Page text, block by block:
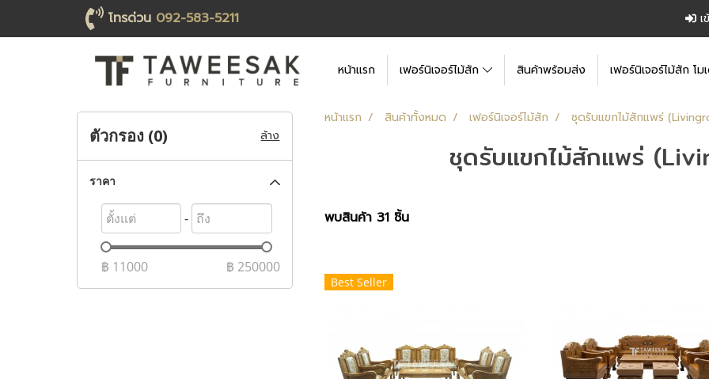
โทรด่วน 092-583-5211 เ
หน้าแรก เฟอร์นิเจอร์ไม้สัก สินค้าพร้อมส่ง เฟอร์นิเจอร์ไม้สัก โม
หน้าแรก สินค้าทั้งหมด เฟอร์นิเจอร์ไม้สัก ชุดรับแขกไม้สักแพร่
ชุดรับแขกไม้สักแพร่
พบสินค้า 31 ชิ้น
Best Seller
ตัวกรอง (0) ล้าง
ราคา
-
฿ 11000 ฿ 250000